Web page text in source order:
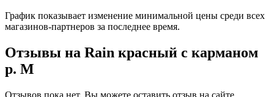
График показывает изменение минимальной цены среди всех
магазинов-партнеров за последнее время.
Отзывы на Rain красный с карманом
р. M
Отзывов пока нет. Вы можете оставить отзыв на сайте